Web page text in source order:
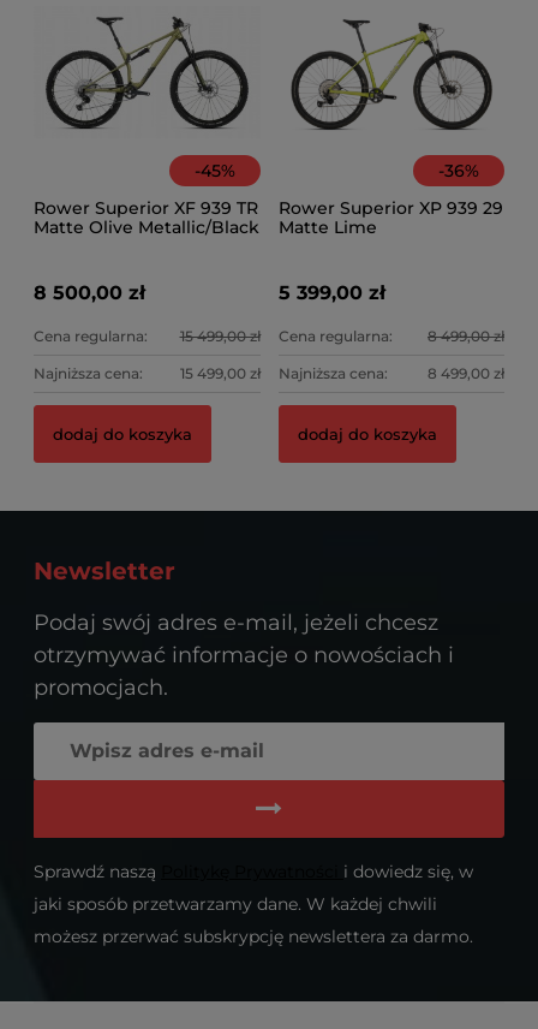
-45%
Rower Superior XF 939 TR
Matte Olive Metallic/Black
8 500,00 zł
Cena regularna: 15 499,00 zł
Najniższa cena: 15 499,00 zł
dodaj do koszyka
-36%
Rower Superior XP 939 29
Matte Lime
5 399,00 zł
Cena regularna: 8 499,00 zł
Najniższa cena: 8 499,00 zł
dodaj do koszyka
Newsletter
Podaj swój adres e-mail, jeżeli chcesz
otrzymywać informacje o nowościach i
promocjach.
Sprawdź naszą
i dowiedz się, w
jaki sposób przetwarzamy dane. W każdej chwili
możesz przerwać subskrypcję newslettera za darmo.